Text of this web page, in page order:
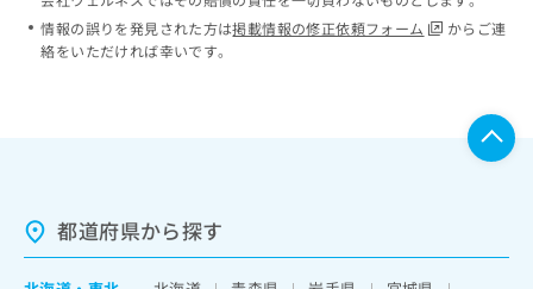
情報の誤りを発見された方は掲載情報の修正依頼フォーム
からご連
絡をいただければ幸いです。
都道府県から探す